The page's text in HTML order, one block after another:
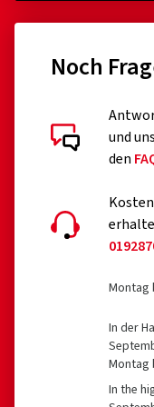
Erweiterung der
Rennreifen
Traktion, z.B.
Notreifen des
Reifen für
mm oder ≥ 635
Annett J., Deutschland
Ich bin sehr
Noch
und
den
Montag
In der
Montag
In the